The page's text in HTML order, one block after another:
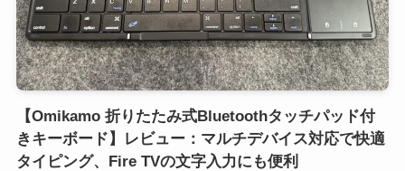
【Omikamo 折りたたみ式Bluetoothタッチパッド付
きキーボード】レビュー：マルチデバイス対応で快適
タイピング、Fire TVの文字入力にも便利